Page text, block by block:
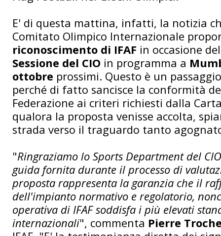
E' di questa mattina, infatti, la notizia
Comitato Olimpico Internazionale
riconoscimento di IFAF in occasione
Sessione del CIO in programma a
ottobre prossimi. Questo è un
perché di fatto sancisce la conformità
Federazione ai criteri richiesti dalla
qualora la proposta venisse accolta,
strada verso il traguardo tanto
"Ringraziamo lo Sports Department del
guida fornita durante il processo di
proposta rappresenta la garanzia che il
dell'impianto normativo e regolatorio,
operativa di IFAF soddisfa i più elevati
internazionali", commenta Pierre